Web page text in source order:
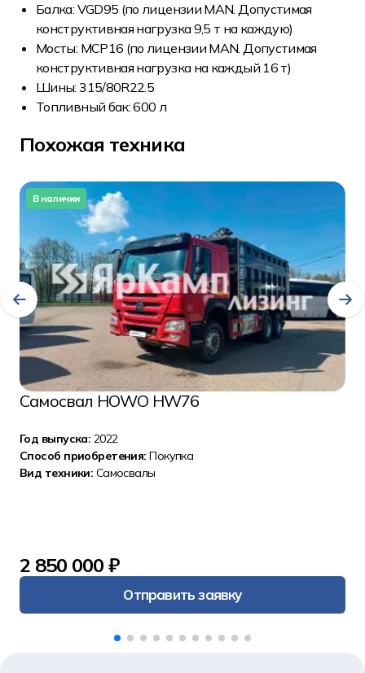
Балка: VGD95 (по лицензии MAN. Допустимая
конструктивная нагрузка 9,5 т на каждую)
Мосты: MCP16 (по лицензии MAN. Допустимая
конструктивная нагрузка на каждый 16 т)
Шины: 315/80R22.5
Топливный бак: 600 л
Похожая техника
В наличии
Самосвал HOWO HW76
Год выпуска: 2022
Способ приобретения:Покупка
Вид техники: Самосвалы
2 850 000 ₽
Отправить заявку